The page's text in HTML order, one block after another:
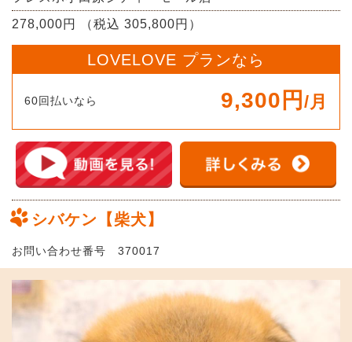
278,000円 （税込 305,800円）
LOVELOVE プランなら
60回払いなら 9,300円 /月
シバケン【柴犬】
お問い合わせ番号 370017